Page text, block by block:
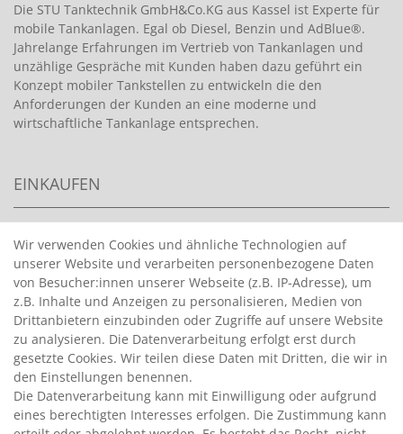
Die STU Tanktechnik GmbH&Co.KG aus Kassel ist Experte für
mobile Tankanlagen. Egal ob Diesel, Benzin und AdBlue®.
Jahrelange Erfahrungen im Vertrieb von Tankanlagen und
unzählige Gespräche mit Kunden haben dazu geführt ein
Konzept mobiler Tankstellen zu entwickeln die den
Anforderungen der Kunden an eine moderne und
wirtschaftliche Tankanlage entsprechen.
EINKAUFEN
HANDPUMPEN FÜR BENZIN
>
HANDPUMPEN FÜR ÖLE
>
TANKANLAGEN
>
ADBLUE® BETANKUNG
INFORMATIONEN
> FAQ
Wir verwenden Cookies und ähnliche Technologien auf
unserer Website und verarbeiten personenbezogene Daten
von Besucher:innen unserer Webseite (z.B. IP-Adresse), um
z.B. Inhalte und Anzeigen zu personalisieren, Medien von
Drittanbietern einzubinden oder Zugriffe auf unsere Website
zu analysieren. Die Datenverarbeitung erfolgt erst durch
gesetzte Cookies. Wir teilen diese Daten mit Dritten, die wir in
den Einstellungen benennen.
Die Datenverarbeitung kann mit Einwilligung oder aufgrund
eines berechtigten Interesses erfolgen. Die Zustimmung kann